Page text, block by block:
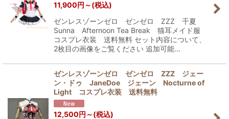
11,900円 ～(税込)
ゼンレスゾーンゼロ ゼンゼロ ZZZ 千夏
Sunna Afternoon Tea Break 猫耳メイド服
コスプレ衣装 送料無料 セット内容について、
2枚目の画像をご覧ください 追加可能…
ゼンレスゾーンゼロ ゼンゼロ ZZZ ジェー
ン・ドゥ JaneDoe ジェーン Nocturne of
Light コスプレ衣装 送料無料
12,500円 ～(税込)